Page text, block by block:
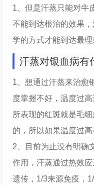
1、但是汗蒸只能对牛
不能到达根治的效果
学的方式才能到达最理
汗蒸对银血病有
1、想通过汗蒸来治愈
度掌握不好，温度过
所表现的红斑就是毛
的，所以如果温度过高
2、目前为止没有明确
作用，汗蒸通过热效
遗传，1/3来源免疫，